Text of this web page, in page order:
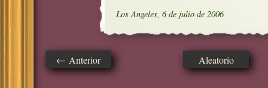
Los Angeles, 6 de julio de 2006
← Anterior Aleatorio